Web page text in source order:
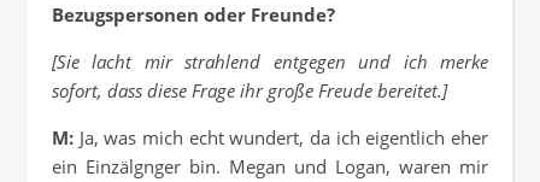
Bezugspersonen oder Freunde?
[Sie lacht mir strahlend entgegen und ich merke
sofort, dass diese Frage ihr große Freude bereitet.]
M: Ja, was mich echt wundert, da ich eigentlich eher
ein Einzälgnger bin. Megan und Logan, waren mir